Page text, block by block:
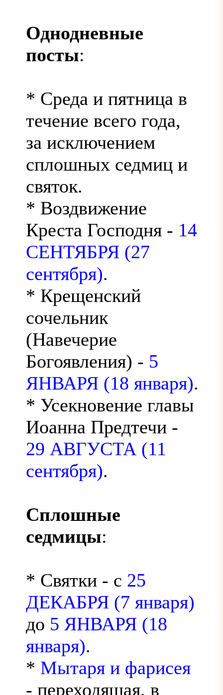
Однодневные
посты:
* Среда и пятница в
течение всего года,
за исключением
сплошных седмиц и
святок.
* Воздвижение
Креста Господня - 14
СЕНТЯБРЯ (27
сентября).
* Крещенский
сочельник
(Навечерие
Богоявления) - 5
ЯНВАРЯ (18 января).
* Усекновение главы
Иоанна Предтечи -
29 АВГУСТА (11
сентября).
Сплошные
седмицы:
* Святки - с 25
ДЕКАБРЯ (7 января)
до 5 ЯНВАРЯ (18
января).
* Мытаря и фарисея
- переходящая, в